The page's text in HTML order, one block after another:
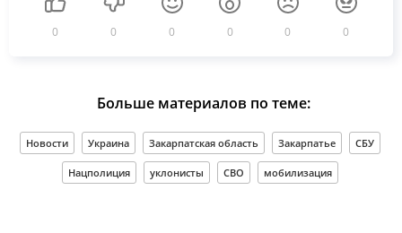
0 0 0 0 0 0
Больше материалов по теме:
Новости Украина Закарпатская область Закарпатье СБУ
Нацполиция уклонисты СВО мобилизация